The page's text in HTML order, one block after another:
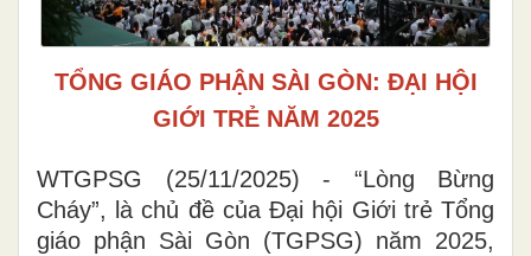
TỔNG GIÁO PHẬN SÀI GÒN: ĐẠI HỘI
GIỚI TRẺ NĂM 2025
WTGPSG (25/11/2025) - “Lòng Bừng
Cháy”, là chủ đề của Đại hội Giới trẻ Tổng
giáo phận Sài Gòn (TGPSG) năm 2025,